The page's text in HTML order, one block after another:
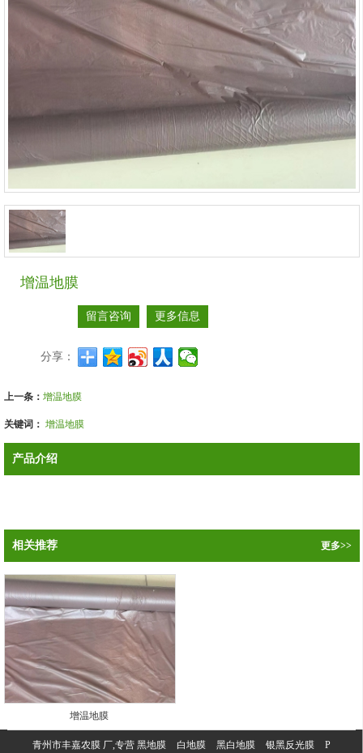
增温地膜
留言咨询 更多信息
分享：
上一条： 增温地膜
关键词： 增温地膜
产品介绍
相关推荐 更多>>
增温地膜
青州市丰嘉农膜 厂,专营 黑地膜 白地膜 黑白地膜 银黑反光膜 P